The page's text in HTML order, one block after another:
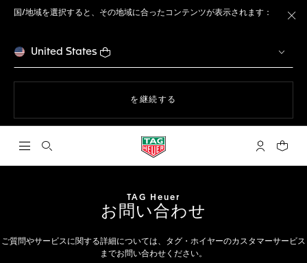
国/地域を選択すると、その地域に合ったコンテンツが表示されます：
United States
ウェブサイト上のナビゲーション
を継続する
検索画面を開く マイ タグ・
ショ
TAG Heuer
お問い合わせ
ご質問やサービスに関する詳細については、タグ・ホイヤーのカスタマーサービス
までお問い合わせください。